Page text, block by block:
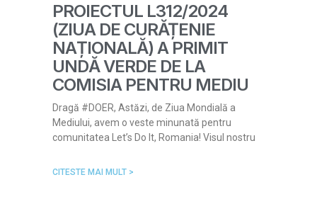
PROIECTUL L312/2024
(ZIUA DE CURĂȚENIE
NAȚIONALĂ) A PRIMIT
UNDĂ VERDE DE LA
COMISIA PENTRU MEDIU
Dragă #DOER, Astăzi, de Ziua Mondială a
Mediului, avem o veste minunată pentru
comunitatea Let’s Do It, Romania! Visul nostru
CITESTE MAI MULT >